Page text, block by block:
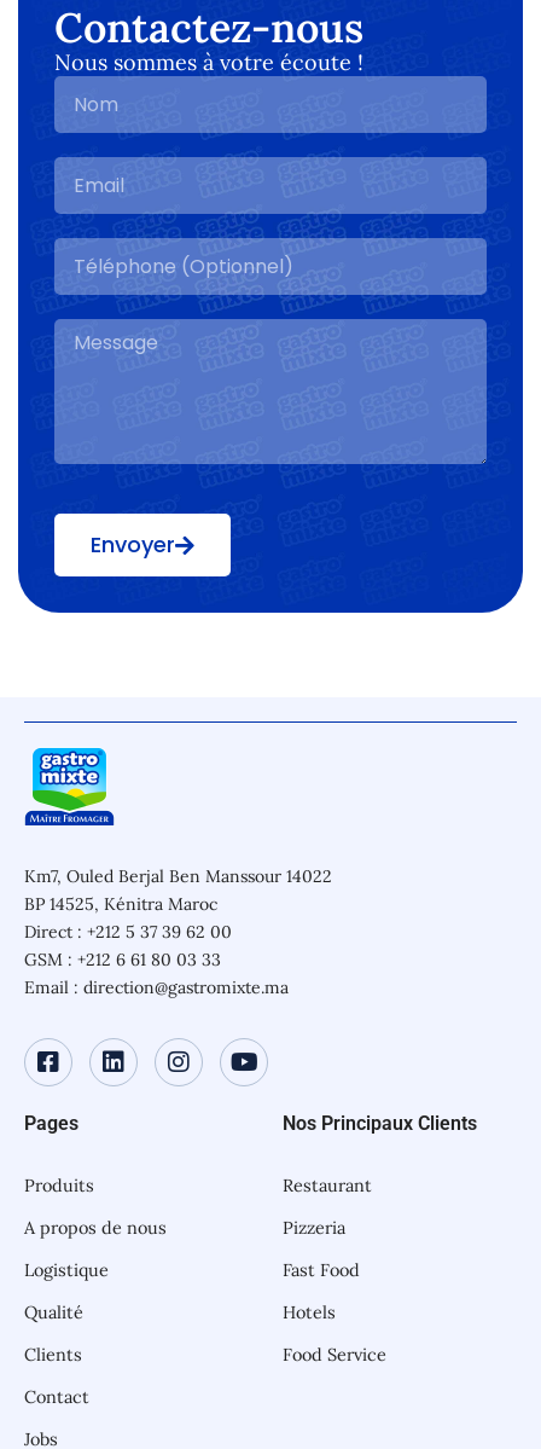
Contactez-nous
Nous sommes à votre écoute !
Envoyer
Km7, Ouled Berjal Ben Manssour 14022
BP 14525, Kénitra Maroc
Direct : +212 5 37 39 62 00
GSM : +212 6 61 80 03 33
Email : direction@gastromixte.ma
Pages
Produits
A propos de nous
Logistique
Qualité
Clients
Contact
Jobs
Nos Principaux Clients
Restaurant
Pizzeria
Fast Food
Hotels
Food Service